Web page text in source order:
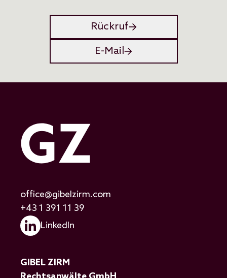
Rückruf
E-Mail
office@gibelzirm.com
+43 1 391 11 39
LinkedIn
GIBEL ZIRM